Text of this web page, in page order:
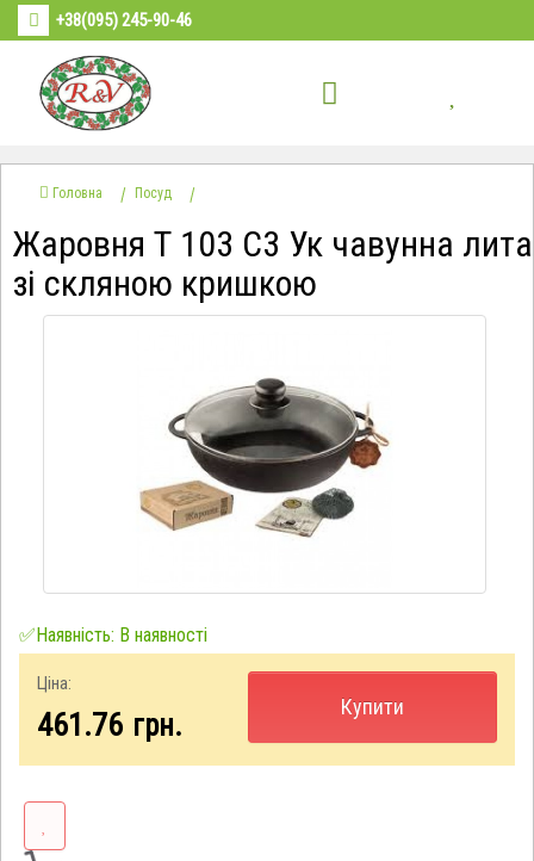
+38(095) 245-90-46
Головна Посуд
Жаровня Т 103 С3 Ук чавунна лита
зі скляною кришкою
✅Наявність: В наявності
Ціна:
461.76 грн.
Купити